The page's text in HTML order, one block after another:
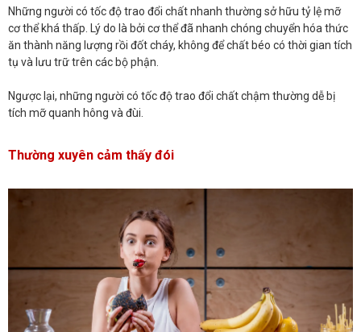
Những người có tốc độ trao đổi chất nhanh thường sở hữu tỷ lệ mỡ
cơ thể khá thấp. Lý do là bởi cơ thể đã nhanh chóng chuyển hóa thức
ăn thành năng lượng rồi đốt cháy, không để chất béo có thời gian tích
tụ và lưu trữ trên các bộ phận.
Ngược lại, những người có tốc độ trao đổi chất chậm thường dễ bị
tích mỡ quanh hông và đùi.
Thường xuyên cảm thấy đói